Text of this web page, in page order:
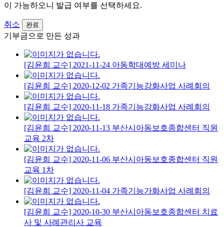
이 가능하오니 발급 여부를 선택하세요.
취소 완료
기부금으로 만든 성과
[김윤희 교수] 2021-11-24 아동학대예방 세미나
[김윤희 교수] 2020-12-02 가족기능강화사업 사례회의
[김윤희 교수] 2020-11-18 가족기능강화사업 사례회의
[김윤희 교수] 2020-11-13 부산시아동보호종합센터 직원
교육 2차
[김윤희 교수] 2020-11-06 부산시아동보호종합센터 직원
교육 1차
[김윤희 교수] 2020-11-04 가족기능가화사업 사례회의
[김윤희 교수] 2020-10-30 부산시아동보호종합센터 치료
사 및 사례관리사 교육